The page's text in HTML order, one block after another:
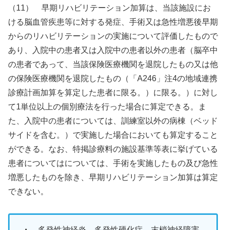
（11） 早期リハビリテーション加算は、当該施設にお
ける脳血管疾患等に対する発症、手術又は急性増悪後早期
からのリハビリテーションの実施について評価したもので
あり、入院中の患者又は入院中の患者以外の患者（脳卒中
の患者であって、当該保険医療機関を退院したもの又は他
の保険医療機関を退院したもの（「A246」注4の地域連携
診療計画加算を算定した患者に限る。）に限る。）に対し
て1単位以上の個別療法を行った場合に算定できる。ま
た、入院中の患者については、訓練室以外の病棟（ベッド
サイドを含む。）で実施した場合においても算定すること
ができる。なお、特掲診療料の施設基準等表に挙げている
患者についてはについては、手術を実施したもの及び急性
増悪したものを除き、早期リハビリテーション加算は算定
できない。